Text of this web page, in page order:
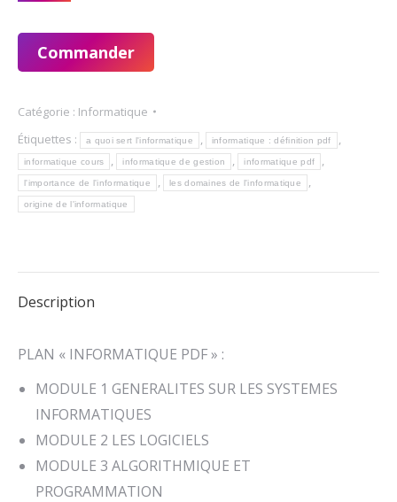
Commander
Catégorie : Informatique
Étiquettes :
a quoi sert l'informatique informatique : définition pdf
informatique cours informatique de gestion informatique pdf
l'importance de l'informatique les domaines de l'informatique
origine de l'informatique
Description
PLAN « INFORMATIQUE PDF » :
MODULE 1 GENERALITES SUR LES SYSTEMES
INFORMATIQUES
MODULE 2 LES LOGICIELS
MODULE 3 ALGORITHMIQUE ET
PROGRAMMATION